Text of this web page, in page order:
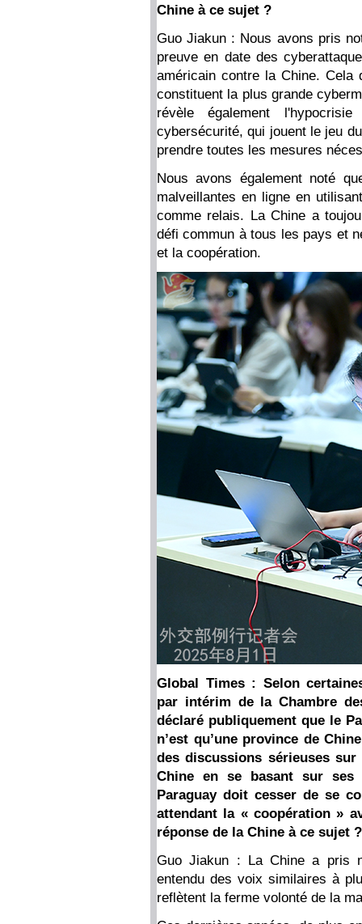
Chine à ce sujet ?
Guo Jiakun : Nous avons pris
preuve en date des
américain contre la Chine.
constituent la plus grande
révèle également
cybersécurité, qui jouent le jeu
prendre toutes les mesures
Nous avons également noté
malveillantes en ligne en
comme relais. La Chine a
défi commun à tous les pays et
et la coopération.
Global Times : Selon
par intérim de la Chambre
déclaré publiquement que le
n’est qu’une province de
des discussions sérieuses
Chine en se basant sur ses
Paraguay doit cesser de se
attendant la « coopération »
réponse de la Chine à ce sujet ?
Guo Jiakun : La Chine a pris
entendu des voix similaires à
reflètent la ferme volonté de la